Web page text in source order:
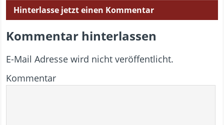
Hinterlasse jetzt einen Kommentar
Kommentar hinterlassen
E-Mail Adresse wird nicht veröffentlicht.
Kommentar